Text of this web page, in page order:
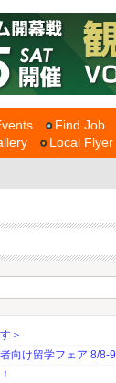
Find Job
Local Flyer
＞
向け留学フェア 8/8-9